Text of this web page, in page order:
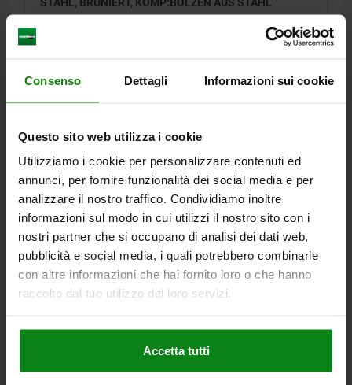
Consenso Dettagli Informazioni sui cookie
Questo sito web utilizza i cookie
Utilizziamo i cookie per personalizzare contenuti ed
annunci, per fornire funzionalità dei social media e per
analizzare il nostro traffico. Condividiamo inoltre
informazioni sul modo in cui utilizzi il nostro sito con i
nostri partner che si occupano di analisi dei dati web,
pubblicità e social media, i quali potrebbero combinarle
con altre informazioni che hai fornito loro o che hanno
raccolto dal tuo utilizzo dei loro servizi.
Accetta tutti
STAHL, BRÜNIERT, KOMP:BOLZEN AUS STAHL
N=1,6
EINSCHRAUBDREHMOMENT CA. NM=1,36
Bestellnummer: 03021-210
zzgl. MwSt.
zzgl. Versandkosten
DETAILS
03021 VF
FEDERNDES DRUCKSTÜCK VERSTÄRKTE